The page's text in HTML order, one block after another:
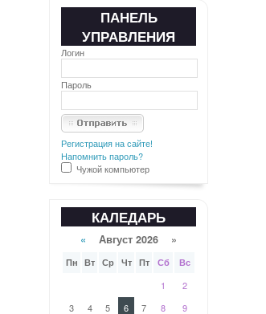
ПАНЕЛЬ
УПРАВЛЕНИЯ
Логин
Пароль
Регистрация на сайте!
Напомнить пароль?
Чужой компьютер
КАЛЕДАРЬ
« Август 2026 »
Пн Вт Ср Чт Пт Сб Вс
1
2
3
4 5 6 7 8 9